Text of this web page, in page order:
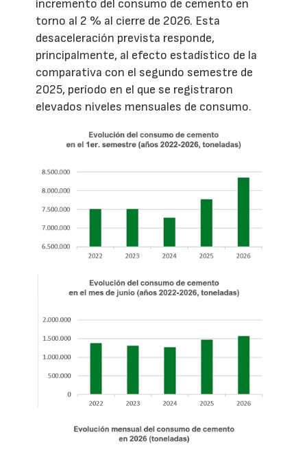
incremento del consumo de cemento en
torno al 2 % al cierre de 2026. Esta
desaceleración prevista responde,
principalmente, al efecto estadístico de la
comparativa con el segundo semestre de
2025, período en el que se registraron
elevados niveles mensuales de consumo.